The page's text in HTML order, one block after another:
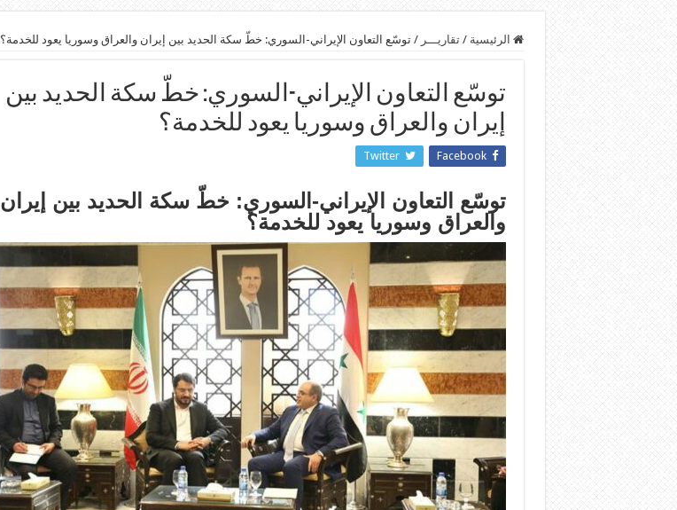
الرئيسية / تقاريـــر / توسّع التعاون الإيراني-السوري: خطّ سكة الحديد بين إيران والعراق وسوريا يعود للخدمة؟
توسّع التعاون الإيراني-السوري: خطّ سكة الحديد بين
إيران والعراق وسوريا يعود للخدمة؟
Facebook
Twitter
توسّع التعاون الإيراني-السوري: خطّ سكة الحديد بين إيران
والعراق وسوريا يعود للخدمة؟